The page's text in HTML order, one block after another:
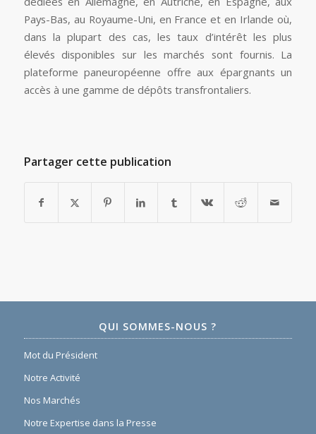
Pays-Bas, au Royaume-Uni, en France et en Irlande où,
dans la plupart des cas, les taux d’intérêt les plus
élevés disponibles sur les marchés sont fournis. La
plateforme paneuropéenne offre aux épargnants un
accès à une gamme de dépôts transfrontaliers.
Partager cette publication
QUI SOMMES-NOUS ?
Mot du Président
Notre Activité
Nos Marchés
Notre Expertise dans la Presse